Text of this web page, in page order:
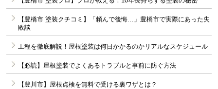
【豊橋市 塗装クチコミ】「頼んで後悔…」豊橋市で実際にあった失
敗談
工程を徹底解説！屋根塗装は何日かかるのかリアルなスケジュール
【必読】屋根塗装でよくあるトラブルと事前に防ぐ方法
【豊川市】屋根点検を無料で受ける裏ワザとは？